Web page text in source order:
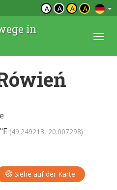
A A A A
in
(49.249213, 20.007298)
Siehe auf der Karte